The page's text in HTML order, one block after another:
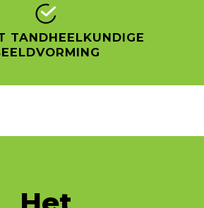
TANDHEELKUNDIGE